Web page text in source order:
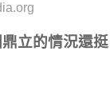
立的情況還挺